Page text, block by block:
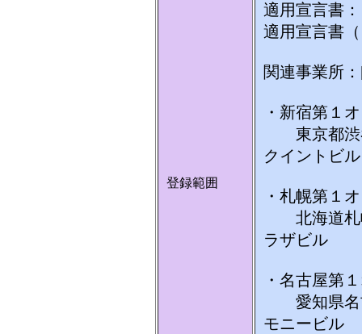
登録範囲
適用宣言書：
適用宣言書
関連事業所
・新宿第１
東京都渋
クイントビル
・札幌第１
北海道札
ラザビル
・名古屋第
愛知県名
モニービル